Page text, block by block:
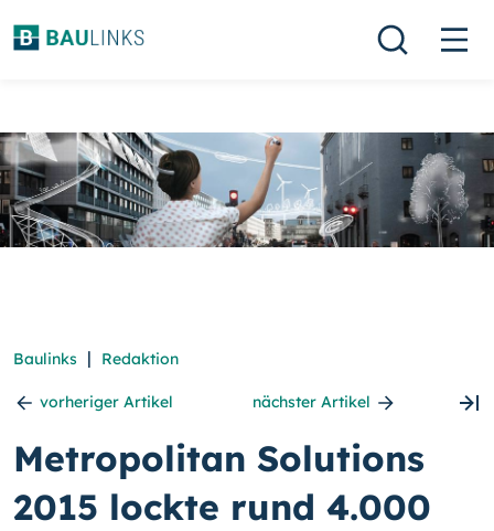
Baulinks | Redaktion
vorheriger Artikel nächster Artikel
Metropolitan Solutions
2015 lockte rund 4.000